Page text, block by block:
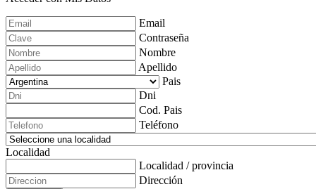
Email
Contraseña
Nombre
Apellido
Pais
Dni
Cod. Pais
Teléfono
Localidad
Localidad / provincia
Dirección